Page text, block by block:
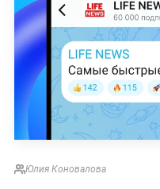
Юлия Коновалова